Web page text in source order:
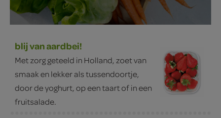
blij van aardbei!
Met zorg geteeld in Holland, zoet van
smaak en lekker als tussendoortje,
door de yoghurt, op een taart of in een
fruitsalade.